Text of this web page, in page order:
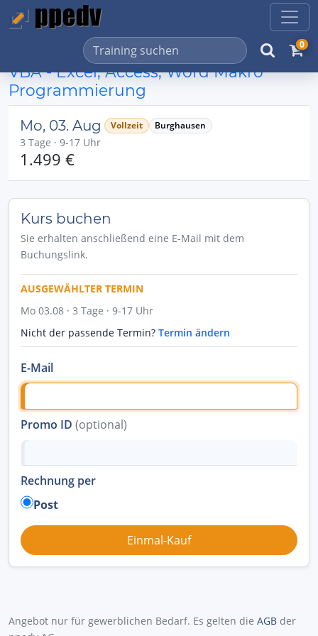
0
VBA - Excel, Access, Word Makro
Programmierung
Mo, 03. Aug Vollzeit Burghausen
3 Tage · 9-17 Uhr
1.499 €
Kurs buchen
Sie erhalten anschließend eine E-Mail mit dem
Buchungslink.
AUSGEWÄHLTER TERMIN
Mo 03.08 · 3 Tage · 9-17 Uhr
Nicht der passende Termin? Termin ändern
E-Mail
Promo ID (optional)
Rechnung per
Post
Angebot nur für gewerblichen Bedarf. Es gelten die AGB der